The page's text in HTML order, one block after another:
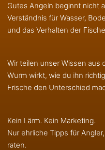
Gutes Angeln beginnt nicht
Verständnis für Wasser,
und das Verhalten der
Wir teilen unser Wissen aus
Wurm wirkt, wie du ihn
Frische den Unterschied
Kein Lärm. Kein Marketing.
Nur ehrliche Tipps für
raten.